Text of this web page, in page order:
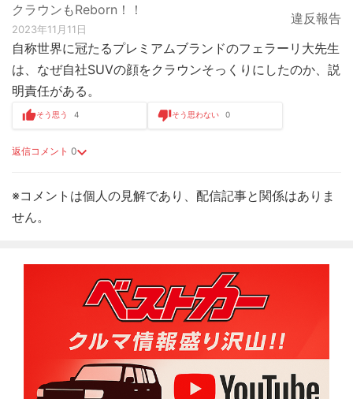
クラウンもReborn！！
2023年11月11日
違反報告
自称世界に冠たるプレミアムブランドのフェラーリ大先生
は、なぜ自社SUVの顔をクラウンそっくりにしたのか、説
明責任がある。
返信コメント 0
そう思う 4 そう思わない 0
※コメントは個人の見解であり、配信記事と関係はありま
せん。